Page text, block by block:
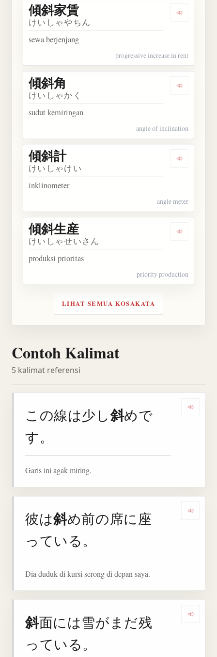
Dengarkan
傾斜家賃
けいしゃやちん
sewa berjenjang
progressive increase in rent
Dengarkan
傾斜角
けいしゃかく
sudut kemiringan
angle of inclination
Dengarkan
傾斜計
けいしゃけい
inklinometer
angle meter
Dengarkan
傾斜生産
けいしゃせいさん
produksi prioritas
priority production
LIHAT SEMUA KOSAKATA
Contoh Kalimat
5 kalimat referensi
この線は少し斜めで
す。
Garis ini agak miring.
彼は斜め前の席に座
っている。
Dia duduk di kursi serong di depan saya.
斜面には雪がまだ残
っている。